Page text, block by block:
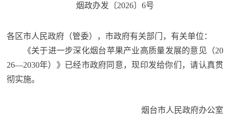
烟政办发〔2026〕6号
各区市人民政府（管委），市政府有关部门，有关单位：
《关于进一步深化烟台苹果产业高质量发展的意见（20
26—2030年）》已经市政府同意，现印发给你们，请认真贯
彻实施。
烟台市人民政府办公室